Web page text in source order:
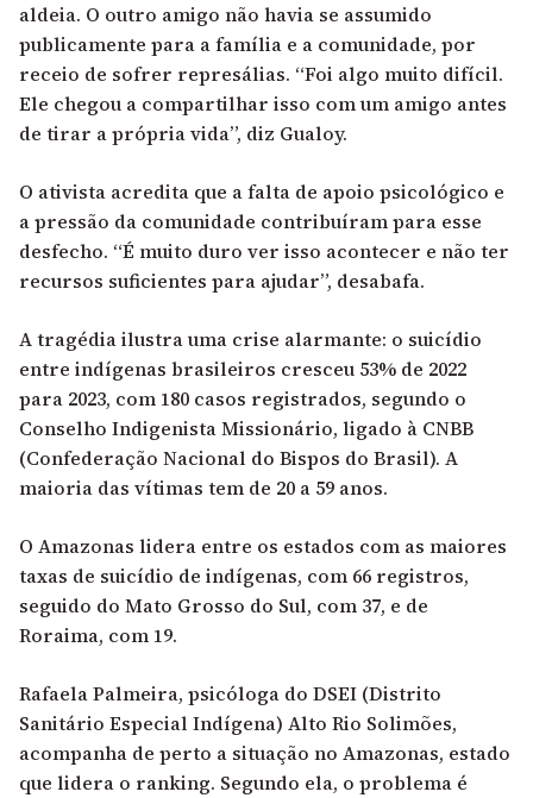
aldeia. O outro amigo não havia se assumido
publicamente para a família e a comunidade, por
receio de sofrer represálias. “Foi algo muito difícil.
Ele chegou a compartilhar isso com um amigo antes
de tirar a própria vida”, diz Gualoy.
O ativista acredita que a falta de apoio psicológico e
a pressão da comunidade contribuíram para esse
desfecho. “É muito duro ver isso acontecer e não ter
recursos suficientes para ajudar”, desabafa.
A tragédia ilustra uma crise alarmante: o suicídio
entre indígenas brasileiros cresceu 53% de 2022
para 2023, com 180 casos registrados, segundo o
Conselho Indigenista Missionário, ligado à CNBB
(Confederação Nacional do Bispos do Brasil). A
maioria das vítimas tem de 20 a 59 anos.
O Amazonas lidera entre os estados com as maiores
taxas de suicídio de indígenas, com 66 registros,
seguido do Mato Grosso do Sul, com 37, e de
Roraima, com 19.
Rafaela Palmeira, psicóloga do DSEI (Distrito
Sanitário Especial Indígena) Alto Rio Solimões,
acompanha de perto a situação no Amazonas, estado
que lidera o ranking. Segundo ela, o problema é